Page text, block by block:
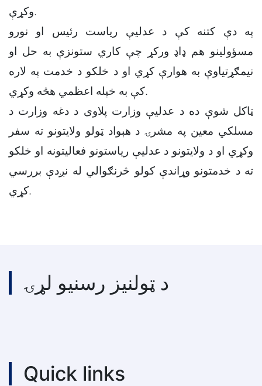
وکړې.
په دې کتنه کې د عدلیې ریاست رئیس او نورو
مسؤولینو هم ډاډ ورکړ چې کاري ستونزې به حل او
نیمګړتیاوې به هوارې کړي او د خلکو د خدمت په لاره
کې به خپله اعظمي هڅه وکړي.
ټاکل شوې ده د عدلیې وزارت پلاوی د دغه وزارت د
مسلکي معین په مشرۍ د هېواد ټولو ولایتونو ته سفر
وکړي او د ولایتونو د عدلیې ریاستونو فعالیتونه او خلکو
ته د خدمتونو وړاندې کولو څرنګوالي له نږدې بررسي
کړي.
د ټولنیز رسنیو لړۍ
Quick links